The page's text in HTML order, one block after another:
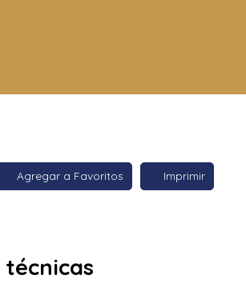
Agregar a Favoritos Imprimir
técnicas